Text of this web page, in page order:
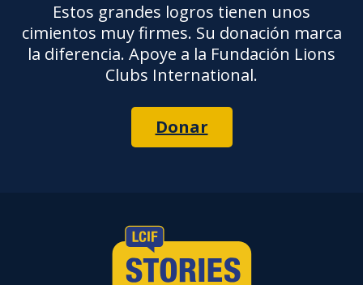
Estos grandes logros tienen unos
cimientos muy firmes. Su donación marca
la diferencia. Apoye a la Fundación Lions
Clubs International.
Donar